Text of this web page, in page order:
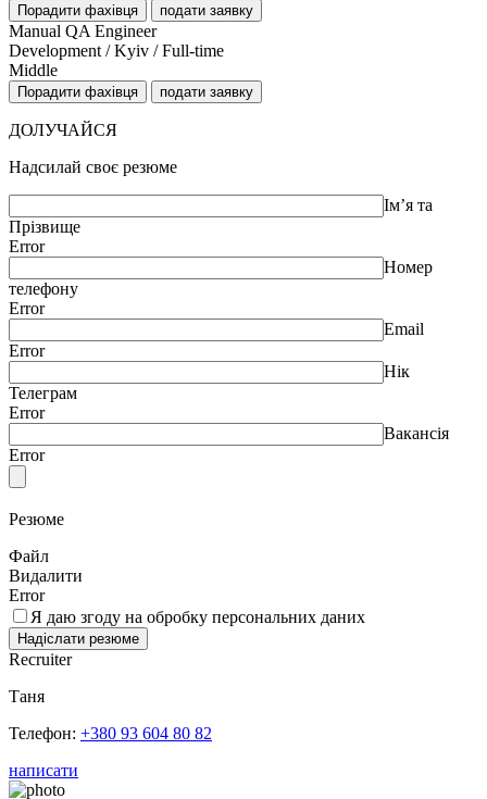
Порадити фахівця подати заявку
Manual QA Engineer
Development / Kyiv / Full-time
Middle
Порадити фахівця подати заявку
ДОЛУЧАЙСЯ
Надсилай своє резюме
Ім’я та
Прізвище
Error
Номер
телефону
Error
Email
Error
Нік
Телеграм
Error
Вакансія
Error
Резюме
Файл
Видалити
Error
Я даю згоду на обробку персональних даних
Recruiter
Таня
Телефон: +380 93 604 80 82
написати